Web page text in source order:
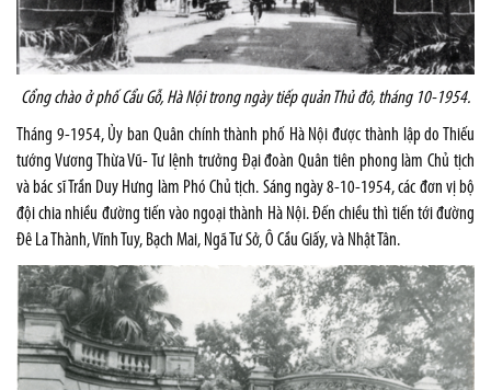
Cổng chào ở phố Cẩu Gỗ, Hà Nội trong ngày tiếp quản Thủ đô, tháng 10-1954.
Tháng 9-1954, Ủy ban Quân chính thành phố Hà Nội được thành lập do Thiếu
tướng Vương Thừa Vũ- Tư lệnh trưởng Đại đoàn Quân tiên phong làm Chủ tịch
và bác sĩ Trần Duy Hưng làm Phó Chủ tịch. Sáng ngày 8-10-1954, các đơn vị bộ
đội chia nhiều đường tiến vào ngoại thành Hà Nội. Đến chiều thì tiến tới đường
Đê La Thành, Vĩnh Tuy, Bạch Mai, Ngã Tư Sở, Ô Cầu Giấy, và Nhật Tân.